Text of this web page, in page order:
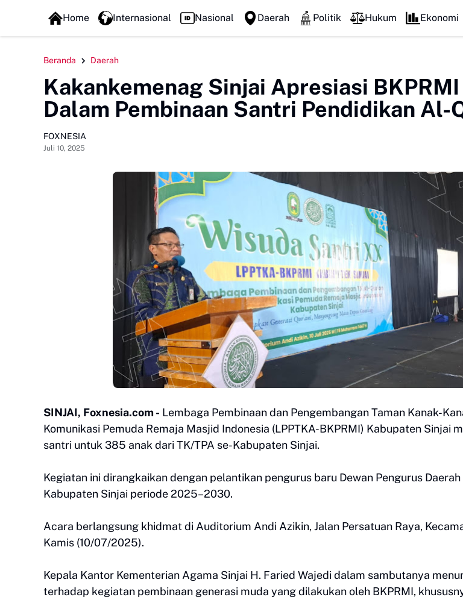
FOXLINE NEWS
Home Internasional Nasional Daerah Politik Hukum Ekonomi
Beranda Daerah
Kakankemenag Sinjai Apresiasi
Dalam Pembinaan Santri Pendidikan Al-
FOXNESIA
Juli 10, 2025
SINJAI, Foxnesia.com - Lembaga Pembinaan dan Pengembangan Taman Kanak-
Komunikasi Pemuda Remaja Masjid Indonesia (LPPTKA-BKPRMI) Kabupaten Sinjai
santri untuk 385 anak dari TK/TPA se-Kabupaten Sinjai.
Kegiatan ini dirangkaikan dengan pelantikan pengurus baru Dewan Pengurus Daerah
Kabupaten Sinjai periode 2025–2030.
Acara berlangsung khidmat di Auditorium Andi Azikin, Jalan Persatuan Raya,
Kamis (10/07/2025).
Kepala Kantor Kementerian Agama Sinjai H. Faried Wajedi dalam sambutanya
terhadap kegiatan pembinaan generasi muda yang dilakukan oleh BKPRMI,